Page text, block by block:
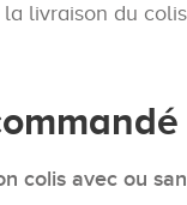
livraison du
colis avec ou